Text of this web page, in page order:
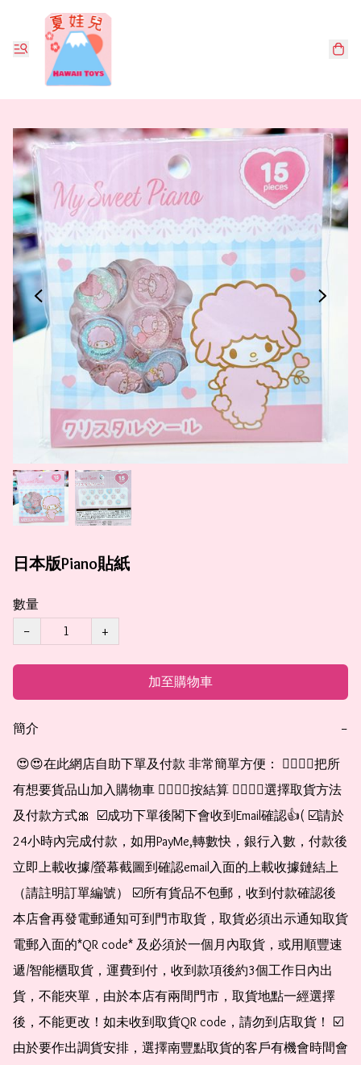
日本版Piano貼紙
數量
−
+
加至購物車
簡介 −
有想要貨品山加入購物車 👉🏻👉🏻按結算 👉🏻👉🏻選擇取貨方法
及付款方式🎀  ☑️成功下單後閣下會收到Email確認👍( ☑️請於
24小時內完成付款，如用PayMe,轉數快，銀行入數，付款後
立即上載收據/螢幕截圖到確認email入面的上載收據鏈結上
（請註明訂單編號） ☑️所有貨品不包郵，收到付款確認後
本店會再發電郵通知可到門市取貨，取貨必須出示通知取貨
電郵入面的*QR code* 及必須於一個月內取貨，或用順豐速
遞/智能櫃取貨，運費到付，收到款項後約3個工作日內出
貨，不能夾單，由於本店有兩間門市，取貨地點一經選擇
後，不能更改！如未收到取貨QR code，請勿到店取貨！ ☑️
由於要作出調貨安排，選擇南豐點取貨的客戶有機會時間會